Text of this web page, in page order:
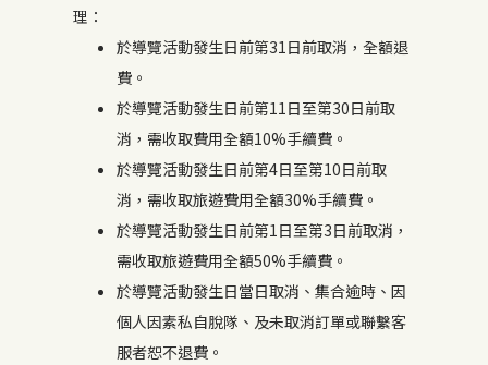
理：
於導覽活動發生日前第31日前取消，全額退
費。
於導覽活動發生日前第11日至第30日前取
消，需收取費用全額10%手續費。
於導覽活動發生日前第4日至第10日前取
消，需收取旅遊費用全額30%手續費。
於導覽活動發生日前第1日至第3日前取消，
需收取旅遊費用全額50%手續費。
於導覽活動發生日當日取消、集合逾時、因
個人因素私自脫隊、及未取消訂單或聯繫客
服者恕不退費。